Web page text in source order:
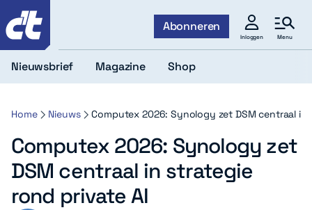
Abonneren
Inloggen Menu
Nieuwsbrief Magazine Shop
Home Nieuws Computex 2026: Synology zet DSM centraal in
Computex 2026: Synology zet
DSM centraal in strategie
rond private AI